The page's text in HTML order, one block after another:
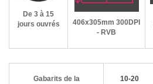
De 3 à 15
jours ouvrés
406x305mm 300DPI
- RVB
Gabarits de la
10-20